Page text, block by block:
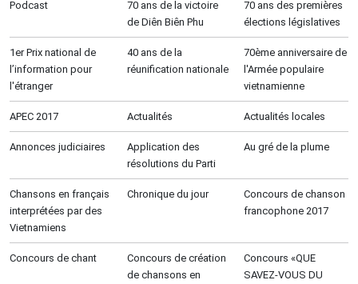
Podcast
70 ans de la victoire
de Diên Biên Phu
70 ans des premières
élections législatives
1er Prix national de
l’information pour
l'étranger
40 ans de la
réunification nationale
70ème anniversaire de
l'Armée populaire
vietnamienne
APEC 2017 Actualités Actualités locales
Annonces judiciaires
Application des
résolutions du Parti
Au gré de la plume
Chansons en français
interprétées par des
Vietnamiens
Chronique du jour
Concours de chanson
francophone 2017
Concours de chant
Concours de création
de chansons en
Concours «QUE
SAVEZ-VOUS DU